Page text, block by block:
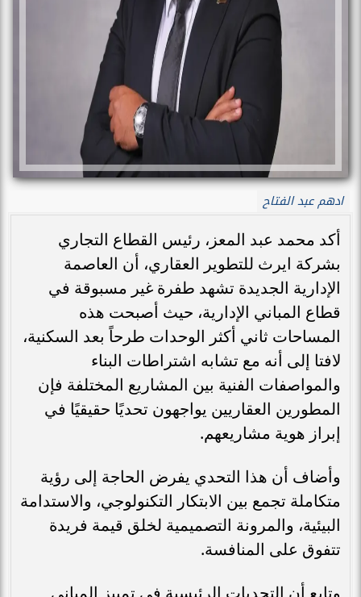
ادهم عبد الفتاح
أكد محمد عبد المعز، رئيس القطاع التجاري
بشركة ايرث للتطوير العقاري، أن العاصمة
الإدارية الجديدة تشهد طفرة غير مسبوقة في
قطاع المباني الإدارية، حيث أصبحت هذه
المساحات ثاني أكثر الوحدات طرحاً بعد السكنية،
لافتا إلى أنه مع تشابه اشتراطات البناء
والمواصفات الفنية بين المشاريع المختلفة فإن
المطورين العقاريين يواجهون تحديًا حقيقيًا في
إبراز هوية مشاريعهم.
وأضاف أن هذا التحدي يفرض الحاجة إلى رؤية
متكاملة تجمع بين الابتكار التكنولوجي، والاستدامة
البيئية، والمرونة التصميمية لخلق قيمة فريدة
تتفوق على المنافسة.
وتابع أن التحديات الرئيسية في تمييز المباني